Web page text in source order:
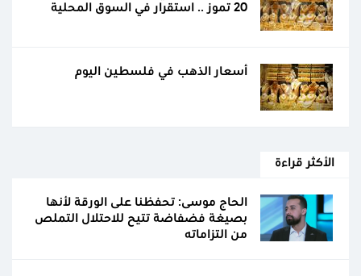
20 تموز .. استقرار في السوق المحلية
أسعار الذهب في فلسطين اليوم
الأكثر قراءة
الحاج موسى: تحفظنا على الورقة لأنها
بصيغة فضفاضة تتيح للاحتلال التملص
من التزاماته